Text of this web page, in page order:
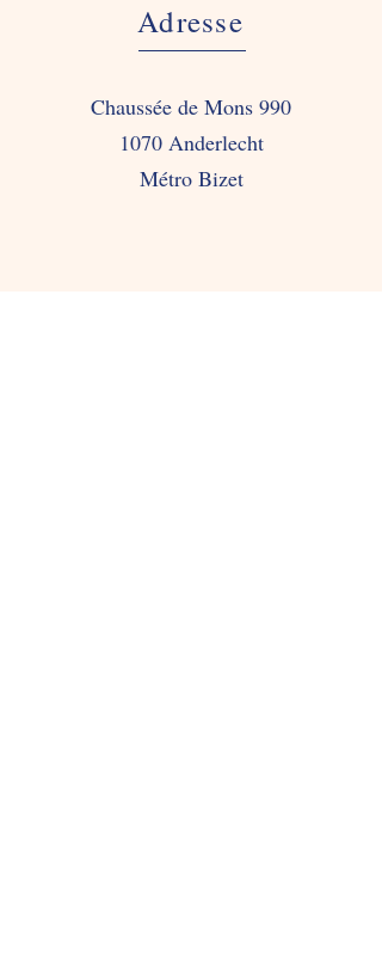
Adresse
Chaussée de Mons 990
1070 Anderlecht
Métro Bizet